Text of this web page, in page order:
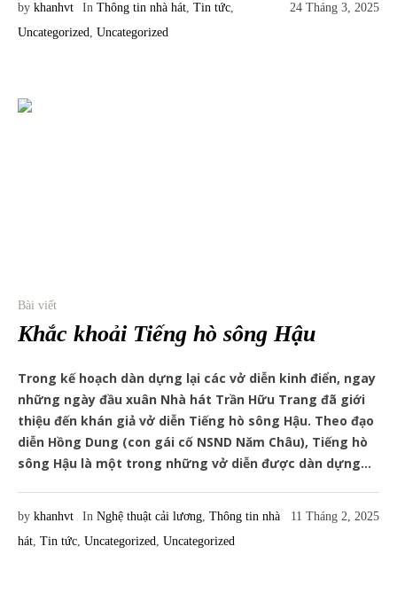
24 Tháng 3, 2025
by khanhvt In Thông tin nhà hát, Tin tức,
Uncategorized, Uncategorized
Bài viết
Khắc khoải Tiếng hò sông Hậu
Trong kế hoạch dàn dựng lại các vở diễn kinh điển, ngay
những ngày đầu xuân Nhà hát Trần Hữu Trang đã giới
thiệu đến khán giả vở diễn Tiếng hò sông Hậu. Theo đạo
diễn Hồng Dung (con gái cố NSND Năm Châu), Tiếng hò
sông Hậu là một trong những vở diễn được dàn dựng...
11 Tháng 2, 2025
by khanhvt In Nghệ thuật cải lương, Thông tin nhà
hát, Tin tức, Uncategorized, Uncategorized